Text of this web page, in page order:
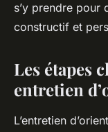
s’y prendre pour
constructif et
Les étapes
entretien
L’entretien